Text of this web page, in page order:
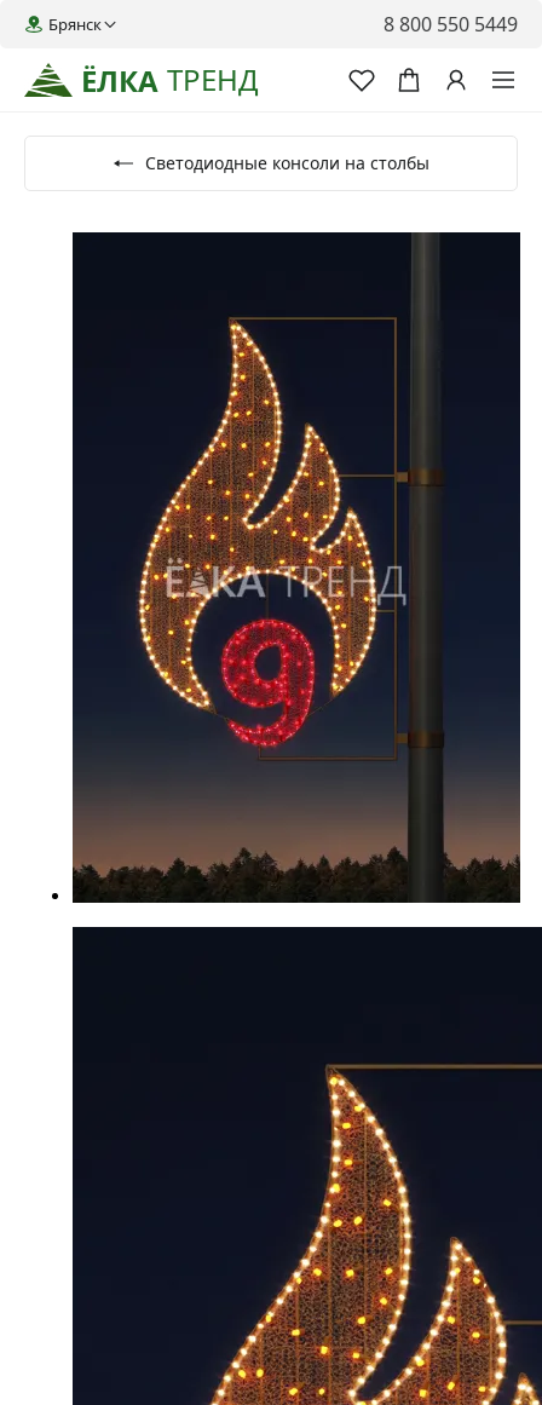
ЁЛКА ТРЕНД
Брянск 8 800 550 5449
Светодиодные консоли на столбы